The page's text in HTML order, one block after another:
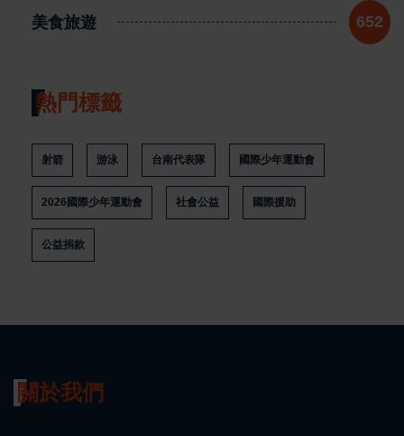
美食旅遊 652
熱門標籤
射箭 游泳 台南代表隊 國際少年運動會
2026國際少年運動會 社會公益 國際援助
公益捐款
關於我們